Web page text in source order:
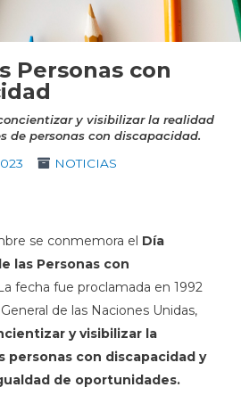
Personas con
y visibilizar la realidad
de personas con discapacidad.
NOTICIAS
se conmemora el Día
las Personas con
fecha fue proclamada en 1992
de las Naciones Unidas,
y visibilizar la
personas con discapacidad y
de oportunidades.